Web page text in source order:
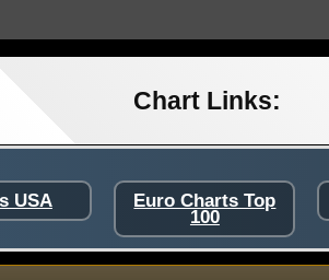
Chart Links:
USA Euro Charts Top
100